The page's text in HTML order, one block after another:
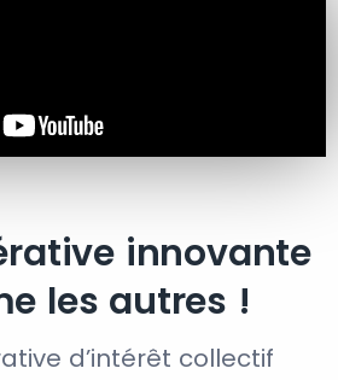
innovante
les autres !
d’intérêt collectif